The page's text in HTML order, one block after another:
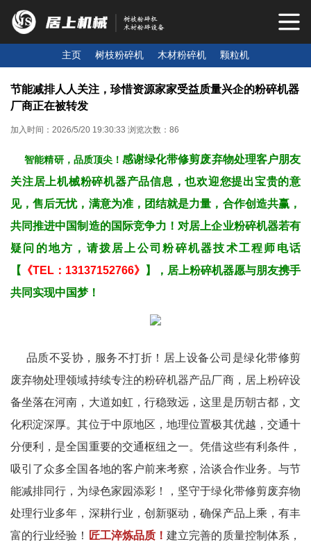
主页 树枝粉碎机 木材粉碎机 颗粒机
节能减排人人关注，珍惜资源家家受益质量兴企的粉碎机器
厂商正在被转发
加入时间：2026/5/20 19:30:33 浏览次数：86
智能精研，品质顶尖​！感谢绿化带修剪废弃物处理客户朋友
关注居上机械粉碎机器产品信息，也欢迎您提出宝贵的意
见，售后无忧，满意为准，团结就是力量，合作创造共赢，
共同推进中国制造的国际竞争力！对居上企业粉碎机器若有
疑问的地方，请拨居上公司粉碎机器技术工程师电话
【
《TEL：13137152766》
】，居上粉碎机器愿与朋友携手
共同实现中国梦！
品质不妥协，服务不打折！居上设备公司是绿化带修剪
废弃物处理领域持续专注的粉碎机器产品厂商，居上粉碎设
备坐落在河南，大道如虹，行稳致远，这里是历朝古都，文
化积淀深厚。其位于中原地区，地理位置极其优越，交通十
分便利，是全国重要的交通枢纽之一。凭借这些有利条件，
吸引了众多全国各地的客户前来考察，洽谈合作业务。与节
能减排同行，为绿色家园添彩！，坚守于绿化带修剪废弃物
处理行业多年，深耕行业，创新驱动，确保产品上乘，有丰
富的行业经验！ 匠工淬炼品质！建立完善的质量控制体系，